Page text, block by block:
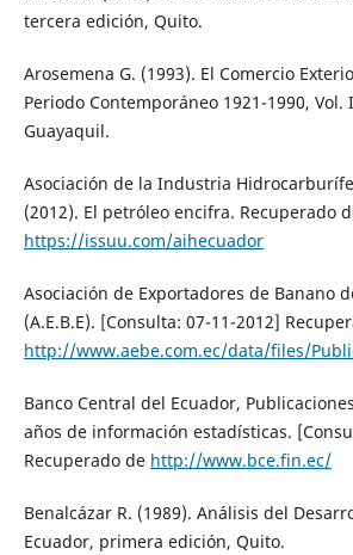
tercera edición, Quito.
Arosemena G. (1993). El Comercio
Periodo Contemporáneo 1921-1990,
Guayaquil.
Asociación de la Industria
(2012). El petróleo encifra. Recuperado
https://issuu.com/aihecuador
Asociación de Exportadores de Banano
(A.E.B.E). [Consulta: 07-11-2012]
http://www.aebe.com.ec/data/files/
Banco Central del Ecuador,
años de información estadísticas.
Recuperado de http://www.bce.fin.ec/
Benalcázar R. (1989). Análisis del
Ecuador, primera edición, Quito.